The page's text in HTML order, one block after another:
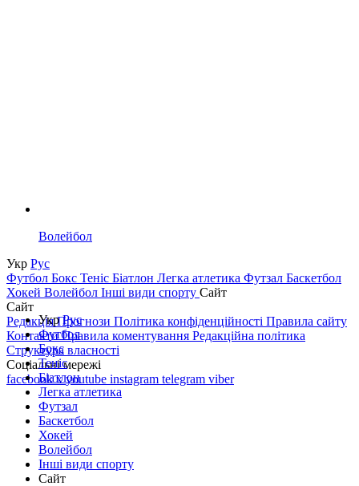
Волейбол
Укр Рус
Футбол Бокс Теніс Біатлон Легка атлетика Футзал Баскетбол
Хокей Волейбол Інші види спорту Сайт
Сайт
РедакціяПрогнози Політика конфіденційності Правила сайту
КонтактиПравила коментування Редакційна політика
Структура власності
Соціальні мережі
facebookxyoutube instagram telegram viber
УкрРус
Футбол
Бокс
Теніс
Біатлон
Легка атлетика
Футзал
Баскетбол
Хокей
Волейбол
Інші види спорту
Сайт